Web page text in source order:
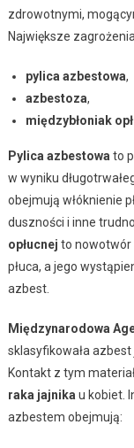
zdrowotnymi,
Największe
pylica azbestowa,
azbestoza,
międzybłoniak
Pylica azbestowa to
w wyniku
obejmują włóknienie
duszności i inne
opłucnej to nowotwór
płuca, a jego
azbest.
Międzynarodowa
sklasyfikowała
Kontakt z tym
raka jajnika u kobiet.
azbestem obejmują: